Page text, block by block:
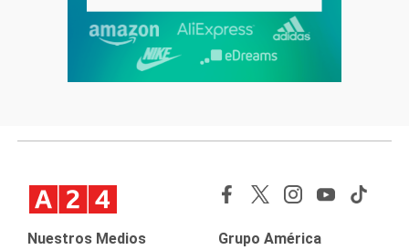
Nuestros Medios Grupo América